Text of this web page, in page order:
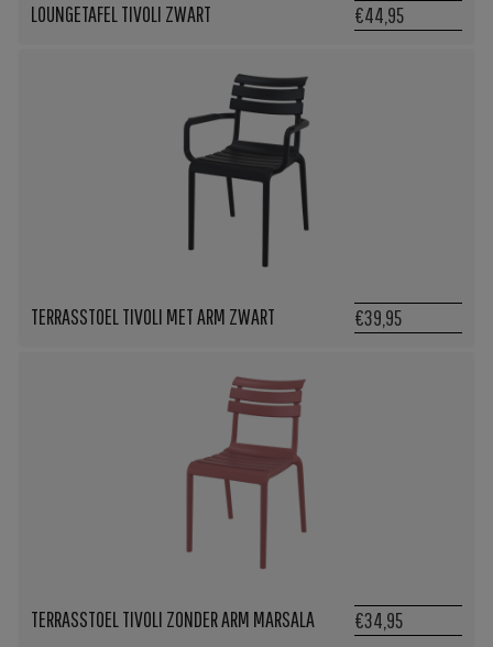
LOUNGETAFEL TIVOLI ZWART €44,95
TERRASSTOEL TIVOLI MET ARM ZWART €39,95
TERRASSTOEL TIVOLI ZONDER ARM MARSALA €34,95